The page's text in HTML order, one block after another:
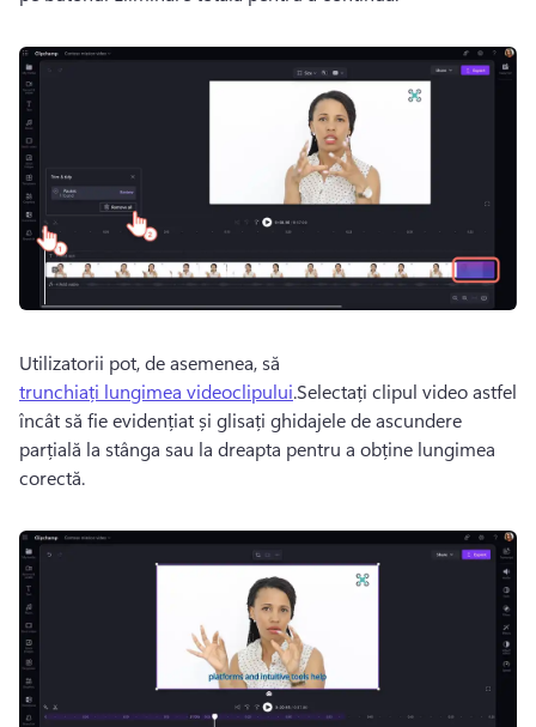
Utilizatorii pot, de asemenea, să
trunchiați lungimea videoclipului.Selectați clipul video astfel
încât să fie evidențiat și glisați ghidajele de ascundere
parțială la stânga sau la dreapta pentru a obține lungimea
corectă.